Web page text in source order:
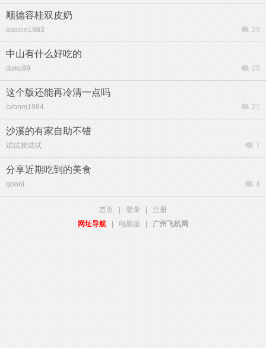
顺德容桂双皮奶
asoom1983 29
中山有什么好吃的
doko99 25
这个版还能再冷清一点吗
cvbnm1984 21
沙溪的有家自助不错
试试就试试 7
分享近期吃到的美食
qoooi 4
首页 登录
注册
网址导航
电脑版 广州飞机网